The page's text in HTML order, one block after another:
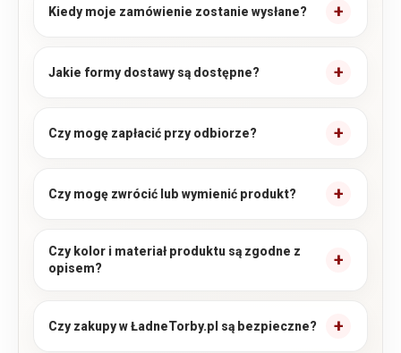
Kiedy moje zamówienie zostanie wysłane?
Jakie formy dostawy są dostępne?
Czy mogę zapłacić przy odbiorze?
Czy mogę zwrócić lub wymienić produkt?
Czy kolor i materiał produktu są zgodne z
opisem?
Czy zakupy w ŁadneTorby.pl są bezpieczne?